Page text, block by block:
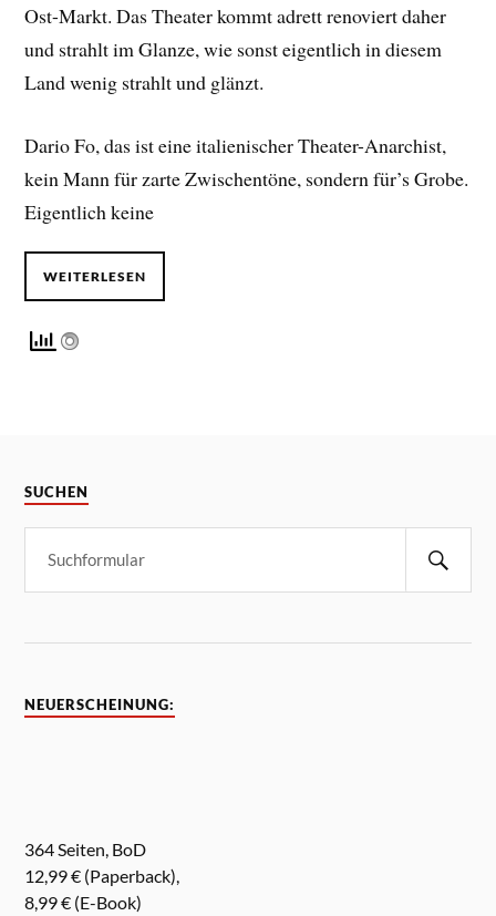
Ost-Markt. Das Theater kommt adrett renoviert daher
und strahlt im Glanze, wie sonst eigentlich in diesem
Land wenig strahlt und glänzt.
Dario Fo, das ist eine italienischer Theater-Anarchist,
kein Mann für zarte Zwischentöne, sondern für’s Grobe.
Eigentlich keine
WEITERLESEN
SUCHEN
NEUERSCHEINUNG:
364 Seiten, BoD
12,99 € (Paperback),
8,99 € (E-Book)